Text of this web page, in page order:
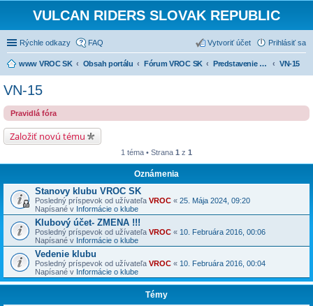
VULCAN RIDERS SLOVAK REPUBLIC
Rýchle odkazy FAQ Prihlásiť sa
Vytvoriť účet
www VROC SK Obsah portálu Fórum VROC SK Predstavenie strojov VN-15
VN-15
Pravidlá fóra
Založiť novú tému
1 téma • Strana 1 z 1
Oznámenia
Stanovy klubu VROC SK
Posledný príspevok od užívateľa VROC « 25. Mája 2024, 09:20
Napísané v Informácie o klube
Klubový účet- ZMENA !!!
Posledný príspevok od užívateľa VROC « 10. Februára 2016, 00:06
Napísané v Informácie o klube
Vedenie klubu
Posledný príspevok od užívateľa VROC « 10. Februára 2016, 00:04
Napísané v Informácie o klube
Témy